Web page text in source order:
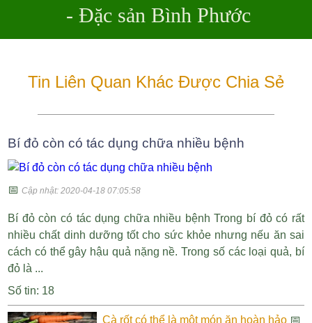
- Đặc sản Bình Phước
Tin Liên Quan Khác Được Chia Sẻ
Bí đỏ còn có tác dụng chữa nhiều bệnh
📅Cập nhật: 2020-04-18 07:05:58
Bí đỏ còn có tác dụng chữa nhiều bệnh Trong bí đỏ có rất
nhiều chất dinh dưỡng tốt cho sức khỏe nhưng nếu ăn sai
cách có thể gây hậu quả nặng nề. Trong số các loại quả, bí
đỏ là ...
Số tin: 18
Cà rốt có thể là một món ăn hoàn hảo📅